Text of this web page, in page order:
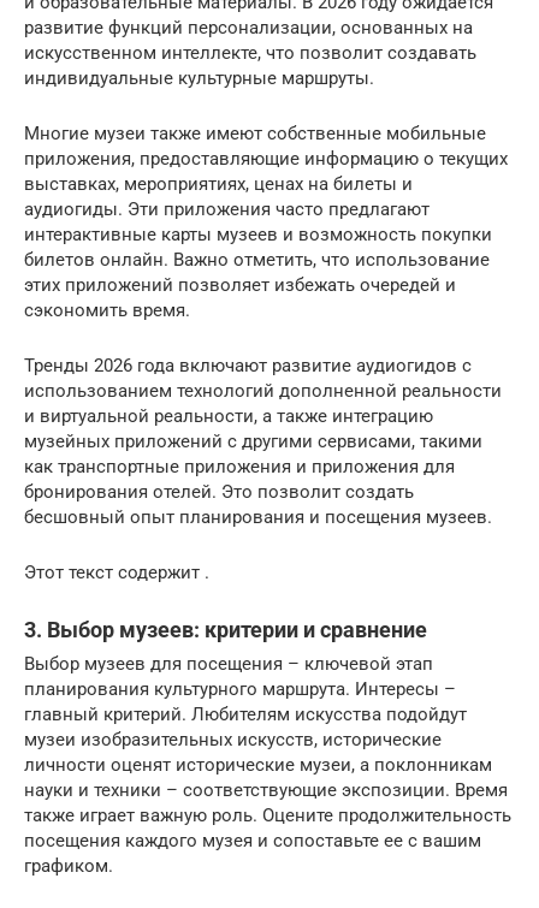
развитие функций персонализации, основанных на
искусственном интеллекте, что позволит создавать
индивидуальные культурные маршруты.
Многие музеи также имеют собственные мобильные
приложения, предоставляющие информацию о текущих
выставках, мероприятиях, ценах на билеты и
аудиогиды. Эти приложения часто предлагают
интерактивные карты музеев и возможность покупки
билетов онлайн. Важно отметить, что использование
этих приложений позволяет избежать очередей и
сэкономить время.
Тренды 2026 года включают развитие аудиогидов с
использованием технологий дополненной реальности
и виртуальной реальности, а также интеграцию
музейных приложений с другими сервисами, такими
как транспортные приложения и приложения для
бронирования отелей. Это позволит создать
бесшовный опыт планирования и посещения музеев.
Этот текст содержит .
3. Выбор музеев: критерии и сравнение
Выбор музеев для посещения – ключевой этап
планирования культурного маршрута. Интересы –
главный критерий. Любителям искусства подойдут
музеи изобразительных искусств, исторические
личности оценят исторические музеи, а поклонникам
науки и техники – соответствующие экспозиции. Время
также играет важную роль. Оцените продолжительность
посещения каждого музея и сопоставьте ее с вашим
графиком.